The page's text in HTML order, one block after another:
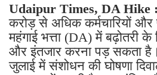
Udaipur Times, DA Hike
करोड़ से अधिक कर्मचारियों और
महंगाई भत्ता (DA) में बढ़ोतरी
और इंतजार करना पड़ सकता
जुलाई में संशोधन की घोषणा